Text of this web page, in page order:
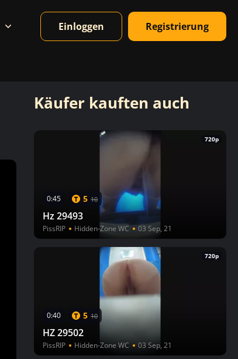
Einloggen Registrierung
Käufer kauften auch
720p
0:45 5 10
Hz 29493
PissRIP Hidden-Zone WC 03 Sep, 21
720p
0:40 5 10
HZ 29502
PissRIP Hidden-Zone WC 03 Sep, 21